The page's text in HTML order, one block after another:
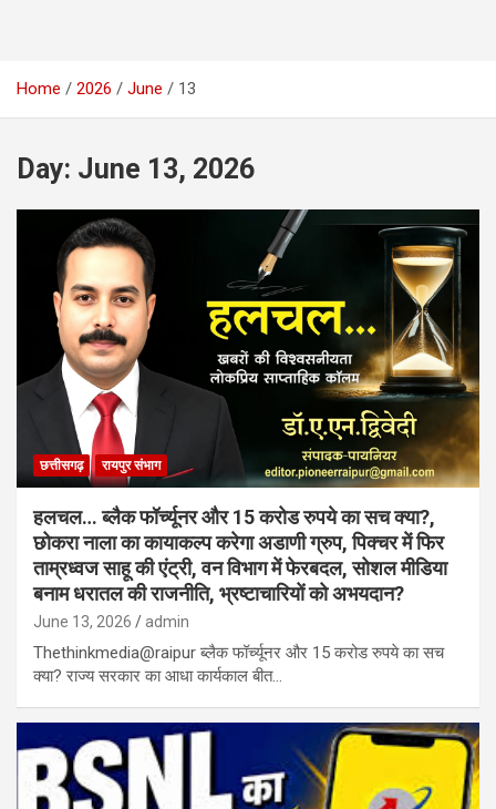
Home 2026 June 13
Day: June 13, 2026
छत्तीसगढ़ रायपुर संभाग
हलचल… ब्लैक फॉर्च्यूनर और 15 करोड रुपये का सच क्या?,
छोकरा नाला का कायाकल्प करेगा अडाणी ग्रुप, पिक्चर में फिर
ताम्रध्वज साहू की एंट्री, वन विभाग में फेरबदल, सोशल मीडिया
बनाम धरातल की राजनीति, भ्रष्टाचारियों को अभयदान?
June 13, 2026 admin
Thethinkmedia@raipur ब्लैक फॉर्च्यूनर और 15 करोड रुपये का सच
क्या? राज्य सरकार का आधा कार्यकाल बीत…